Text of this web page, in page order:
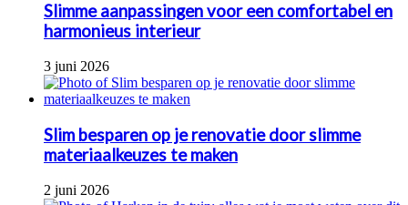
Slimme aanpassingen voor een comfortabel en
harmonieus interieur
3 juni 2026
Slim besparen op je renovatie door slimme
materiaalkeuzes te maken
2 juni 2026